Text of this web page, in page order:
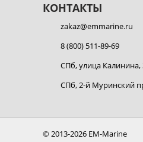
КОНТАКТЫ
zakaz@emmarine.ru
8 (800) 511-89-69
СПб, улица Калинина,
СПб, 2-й Муринский
© 2013-2026 EM-Marine